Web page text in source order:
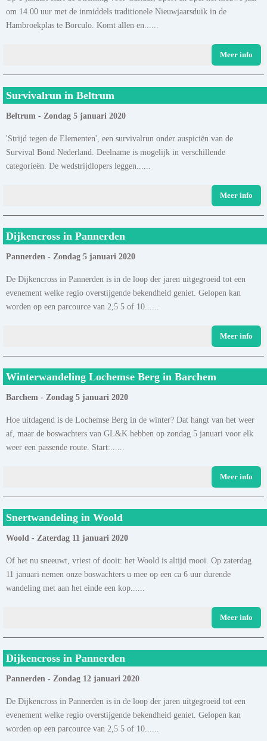
om 14.00 uur met de inmiddels traditionele Nieuwjaarsduik in de
Hambroekplas te Borculo. Komt allen en......
Meer info
Survivalrun in Beltrum
Beltrum - Zondag 5 januari 2020
'Strijd tegen de Elementen', een survivalrun onder auspiciën van de
Survival Bond Nederland. Deelname is mogelijk in verschillende
categorieën. De wedstrijdlopers leggen......
Meer info
Dijkencross in Pannerden
Pannerden - Zondag 5 januari 2020
De Dijkencross in Pannerden is in de loop der jaren uitgegroeid tot een
evenement welke regio overstijgende bekendheid geniet. Gelopen kan
worden op een parcource van 2,5 5 of 10......
Meer info
Winterwandeling Lochemse Berg in Barchem
Barchem - Zondag 5 januari 2020
Hoe uitdagend is de Lochemse Berg in de winter? Dat hangt van het weer
af, maar de boswachters van GL&K hebben op zondag 5 januari voor elk
weer een passende route. Start:......
Meer info
Snertwandeling in Woold
Woold - Zaterdag 11 januari 2020
Of het nu sneeuwt, vriest of dooit: het Woold is altijd mooi. Op zaterdag
11 januari nemen onze boswachters u mee op een ca 6 uur durende
wandeling met aan het einde een kop......
Meer info
Dijkencross in Pannerden
Pannerden - Zondag 12 januari 2020
De Dijkencross in Pannerden is in de loop der jaren uitgegroeid tot een
evenement welke regio overstijgende bekendheid geniet. Gelopen kan
worden op een parcource van 2,5 5 of 10......